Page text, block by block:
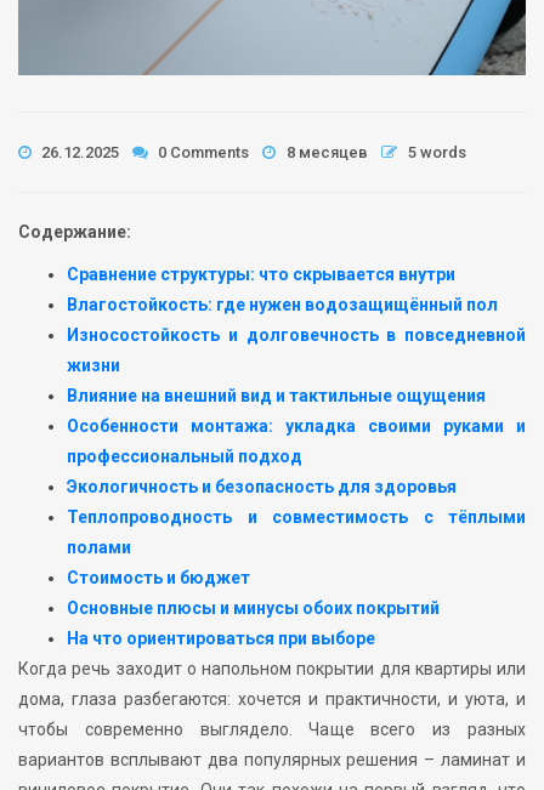
26.12.2025 0 Comments 8 месяцев 5 words
Содержание:
Сравнение структуры: что скрывается внутри
Влагостойкость: где нужен водозащищённый пол
Износостойкость и долговечность в повседневной
жизни
Влияние на внешний вид и тактильные ощущения
Особенности монтажа: укладка своими руками и
профессиональный подход
Экологичность и безопасность для здоровья
Теплопроводность и совместимость с тёплыми
полами
Стоимость и бюджет
Основные плюсы и минусы обоих покрытий
На что ориентироваться при выборе
Когда речь заходит о напольном покрытии для квартиры или
дома, глаза разбегаются: хочется и практичности, и уюта, и
чтобы современно выглядело. Чаще всего из разных
вариантов всплывают два популярных решения – ламинат и